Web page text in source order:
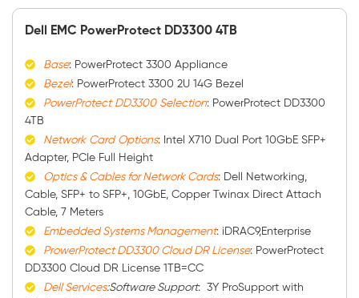
Dell EMC PowerProtect DD3300 4TB
Base: PowerProtect 3300 Appliance
Bezel: PowerProtect 3300 2U 14G Bezel
PowerProtect DD3300 Selection: PowerProtect DD3300
4TB
Network Card Options: Intel X710 Dual Port 10GbE SFP+
Adapter, PCIe Full Height
Optics & Cables for Network Cards: Dell Networking,
Cable, SFP+ to SFP+, 10GbE, Copper Twinax Direct Attach
Cable, 7 Meters
Embedded Systems Management: iDRAC9,Enterprise
ProwerProtect DD3300 Cloud DR License: PowerProtect
DD3300 Cloud DR License 1TB=CC
Dell Services:Software Support: 3Y ProSupport with